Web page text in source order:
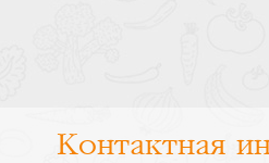
Контактная